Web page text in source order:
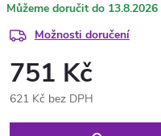
13.8.2026
Možnosti doručení
751 Kč
621 Kč bez DPH